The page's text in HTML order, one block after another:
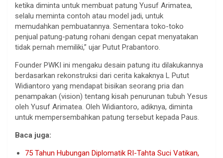
ketika diminta untuk membuat patung Yusuf Arimatea,
selalu meminta contoh atau model jadi, untuk
memudahkan pembuatannya. Sementara toko-toko
penjual patung-patung rohani dengan cepat menyatakan
tidak pernah memiliki,” ujar Putut Prabantoro.
Founder PWKI ini mengaku desain patung itu dilakukannya
berdasarkan rekonstruksi dari cerita kakaknya L Putut
Widiantoro yang mendapat bisikan seorang pria dan
penampakan (vision) tentang kisah penurunan tubuh Yesus
oleh Yusuf Arimatea. Oleh Widiantoro, adiknya, diminta
untuk mempersembahkan patung tersebut kepada Paus.
Baca juga:
75 Tahun Hubungan Diplomatik RI-Tahta Suci Vatikan,